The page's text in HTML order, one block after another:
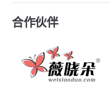
合作伙伴